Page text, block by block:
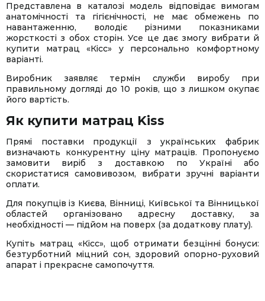
Представлена в каталозі модель відповідає вимогам
анатомічності та гігієнічності, не має обмежень по
навантаженню, володіє різними показниками
жорсткості з обох сторін. Усе це дає змогу вибрати й
купити матрац «Кісс» у персонально комфортному
варіанті.
Виробник заявляє термін служби виробу при
правильному догляді до 10 років, що з лишком окупає
його вартість.
Як купити матрац Kiss
Прямі поставки продукції з українських фабрик
визначають конкурентну ціну матраців. Пропонуємо
замовити виріб з доставкою по Україні або
скористатися самовивозом, вибрати зручні варіанти
оплати.
Для покупців із Києва, Вінниці, Київської та Вінницької
областей організовано адресну доставку, за
необхідності — підйом на поверх (за додаткову плату).
Купіть матрац «Кісс», щоб отримати безцінні бонуси:
безтурботний міцний сон, здоровий опорно-руховий
апарат і прекрасне самопочуття.